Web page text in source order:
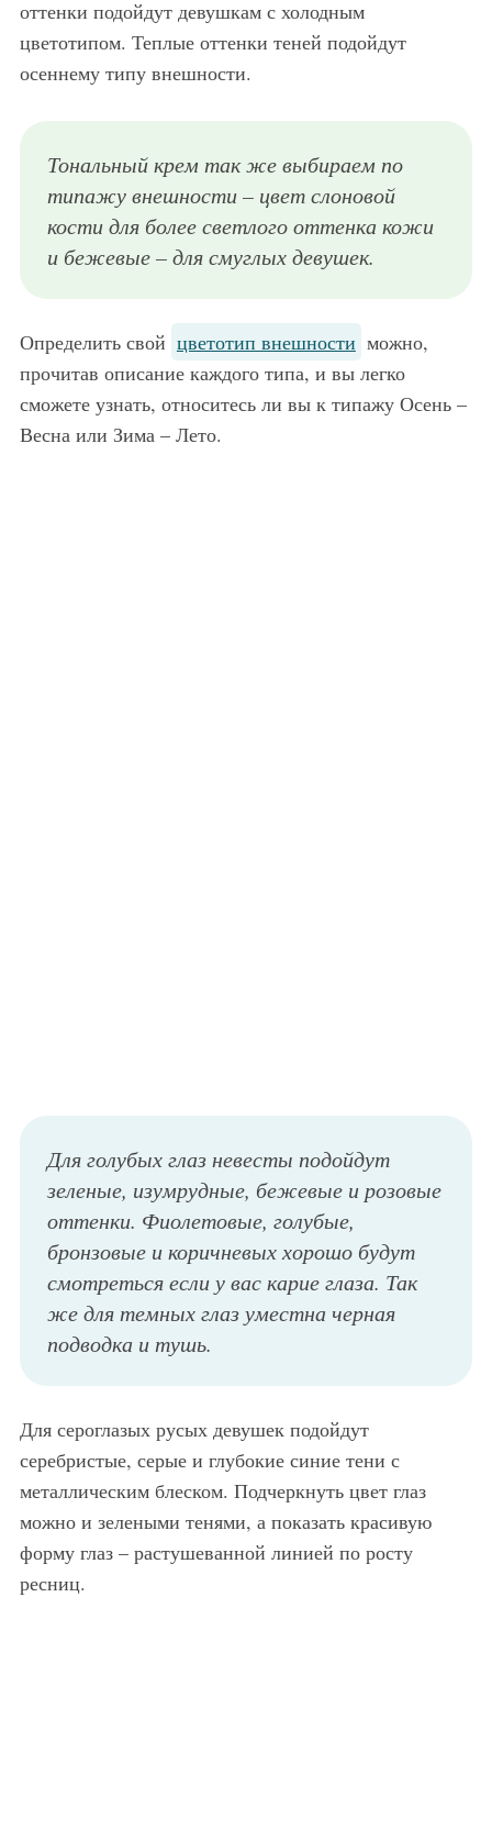
оттенки подойдут девушкам с холодным
цветотипом. Теплые оттенки теней подойдут
осеннему типу внешности.
Тональный крем так же выбираем по
типажу внешности – цвет слоновой
кости для более светлого оттенка кожи
и бежевые – для смуглых девушек.
Определить свой цветотип внешности можно,
прочитав описание каждого типа, и вы легко
сможете узнать, относитесь ли вы к типажу Осень –
Весна или Зима – Лето.
Для голубых глаз невесты подойдут
зеленые, изумрудные, бежевые и розовые
оттенки. Фиолетовые, голубые,
бронзовые и коричневых хорошо будут
смотреться если у вас карие глаза. Так
же для темных глаз уместна черная
подводка и тушь.
Для сероглазых русых девушек подойдут
серебристые, серые и глубокие синие тени с
металлическим блеском. Подчеркнуть цвет глаз
можно и зелеными тенями, а показать красивую
форму глаз – растушеванной линией по росту
ресниц.